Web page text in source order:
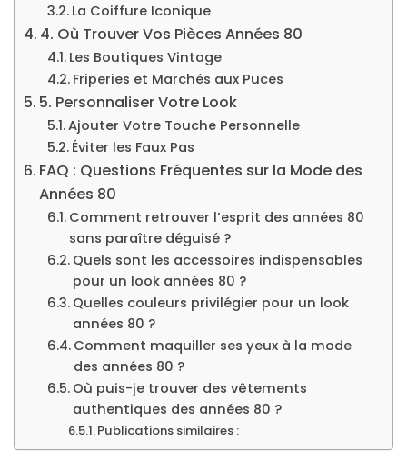
La Coiffure Iconique
4. Où Trouver Vos Pièces Années 80
Les Boutiques Vintage
Friperies et Marchés aux Puces
5. Personnaliser Votre Look
Ajouter Votre Touche Personnelle
Éviter les Faux Pas
FAQ : Questions Fréquentes sur la Mode des
Années 80
Comment retrouver l’esprit des années 80
sans paraître déguisé ?
Quels sont les accessoires indispensables
pour un look années 80 ?
Quelles couleurs privilégier pour un look
années 80 ?
Comment maquiller ses yeux à la mode
des années 80 ?
Où puis-je trouver des vêtements
authentiques des années 80 ?
Publications similaires :